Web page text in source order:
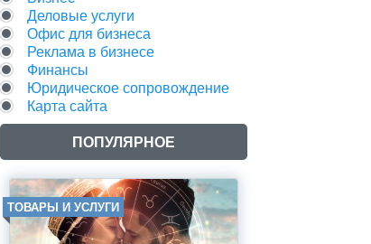
Деловые услуги
Офис для бизнеса
Реклама в бизнесе
Финансы
Юридическое сопровождение
Карта сайта
ПОПУЛЯРНОЕ
ТОВАРЫ И УСЛУГИ